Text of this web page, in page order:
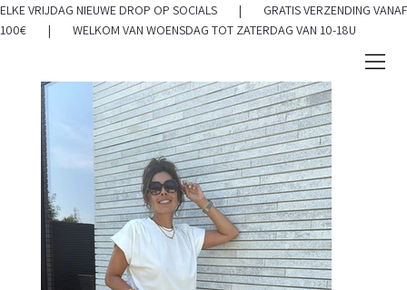
ELKE VRIJDAG NIEUWE DROP OP SOCIALS | GRATIS VERZENDING VANAF
100€ | WELKOM VAN WOENSDAG TOT ZATERDAG VAN 10-18U